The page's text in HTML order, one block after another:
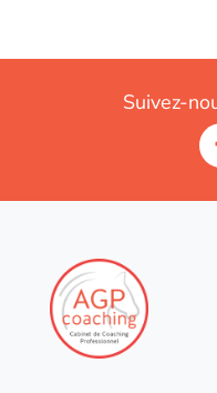
Suivez-